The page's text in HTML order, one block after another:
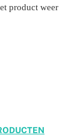
product weer